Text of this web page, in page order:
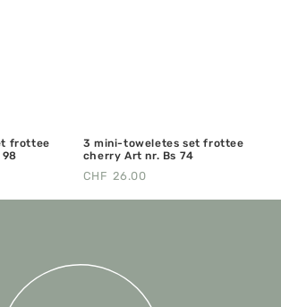
frottee
98
3 mini-toweletes set frottee
cherry Art nr. Bs 74
CHF 26.00